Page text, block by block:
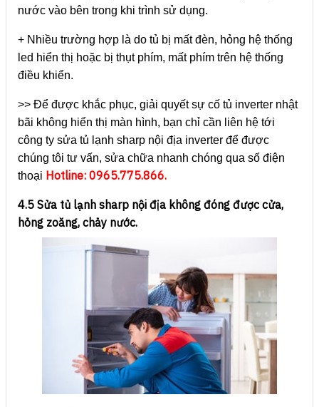
nước vào bên trong khi trình sử dụng.
+ Nhiều trường hợp là do tủ bị mất đèn, hỏng hệ thống
led hiển thị hoặc bị thụt phím, mất phím trên hệ thống
điều khiển.
>> Để được khắc phục, giải quyết sự cố tủ inverter nhật
bãi không hiển thị màn hình, bạn chỉ cần liên hệ tới
công ty sửa tủ lạnh sharp nội địa inverter để được
chúng tôi tư vấn, sửa chữa nhanh chóng qua số điện
thoại Hotline: 0965.775.866.
4.5 Sửa tủ lạnh sharp nội địa không đóng được cửa,
hỏng zoăng, chảy nước.